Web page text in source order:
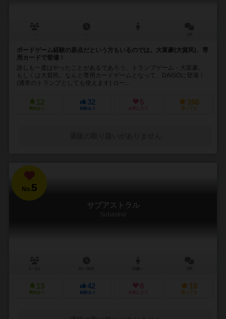
ボードゲーム経験の原点だという方もいるのでは。大富豪(大貧民)、専
用カードで登場！
誰しも一度はやったことがあるであろう、トランプゲーム・大富豪、
もしくは大貧民。なんと専用カードゲームとなって、DAISOに登場！
(通常のトランプとしても使えます) ロー...
12
興味あり
32
経験あり
5
お気に入り
166
持ってる
No.5
サブアストラル
Subastral
13
興味あり
42
経験あり
8
お気に入り
18
持ってる